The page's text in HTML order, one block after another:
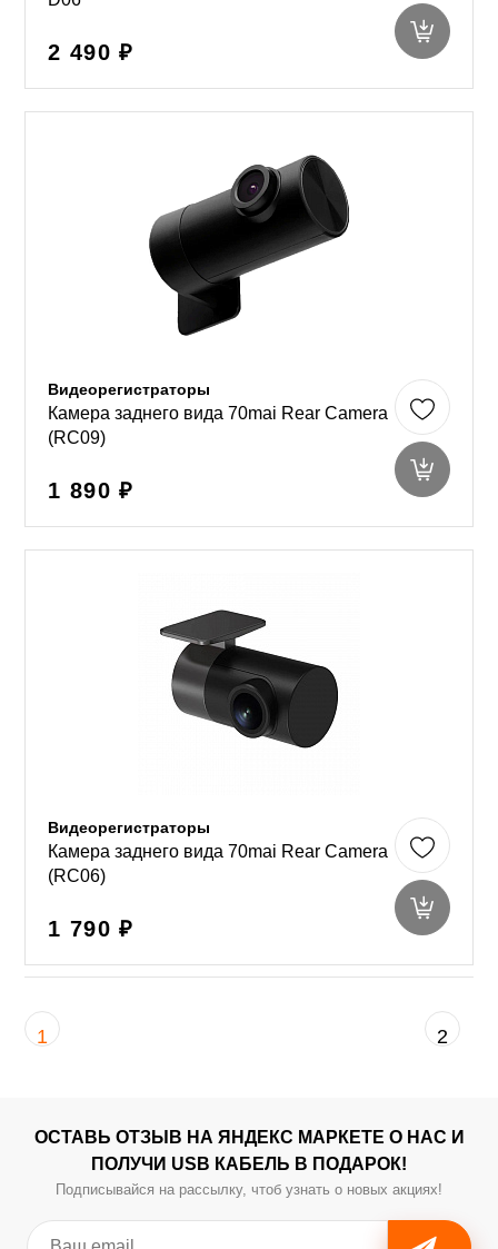
2 490 ₽
Видеорегистраторы
Камера заднего вида 70mai Rear Camera
(RC09)
1 890 ₽
Видеорегистраторы
Камера заднего вида 70mai Rear Camera
(RC06)
1 790 ₽
1 2
ОСТАВЬ ОТЗЫВ НА ЯНДЕКС МАРКЕТЕ О НАС И
ПОЛУЧИ USB КАБЕЛЬ В ПОДАРОК!
Подписывайся на рассылку, чтоб узнать о новых акциях!